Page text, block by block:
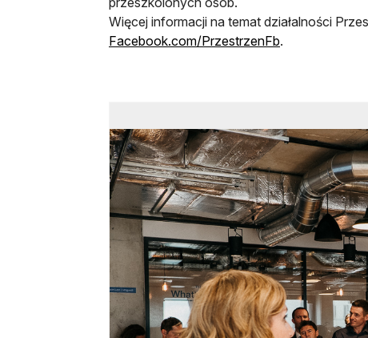
Więcej informacji na temat działalności
Facebook.com/PrzestrzenFb.